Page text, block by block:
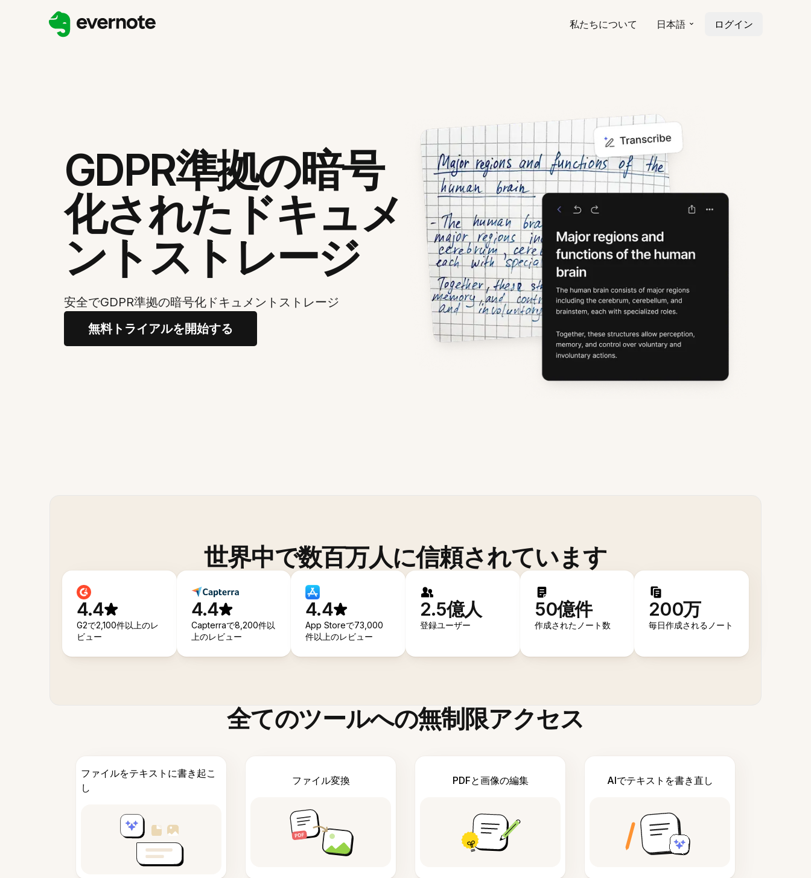
私たちについて 日本語 ログイン
GDPR準拠の暗号
化されたドキュメ
ントストレージ
安全でGDPR準拠の暗号化ドキュメントストレージ
無料トライアルを開始する
世界中で数百万人に信頼されています
4.4
G2で2,100件以上のレ
ビュー
4.4
Capterraで8,200件以
上のレビュー
4.4
App Storeで73,000
件以上のレビュー
2.5億人
登録ユーザー
50億件
作成されたノート数
200万
毎日作成されるノート
全てのツールへの無制限アクセス
ファイルをテキストに書き起こ
し
ファイル変換 PDFと画像の編集 AIでテキストを書き直し